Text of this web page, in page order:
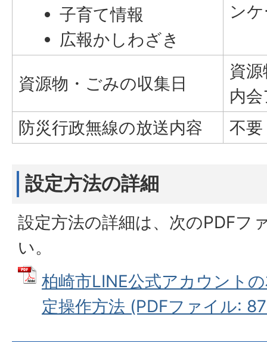
子育て情報
広報かしわざき
ン
資源物・ごみの収集日
資
内
防災行政無線の放送内容
不要
設定方法の詳細
設定方法の詳細は、次のPDFフ
い。
柏崎市LINE公式アカウント
定操作方法 (PDFファイル: